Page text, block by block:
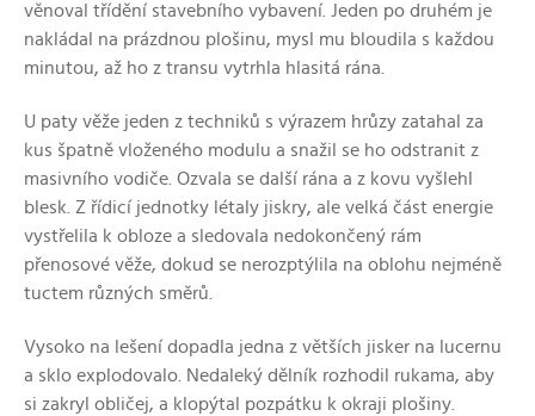
věnoval třídění stavebního vybavení. Jeden po druhém je
nakládal na prázdnou plošinu, mysl mu bloudila s každou
minutou, až ho z transu vytrhla hlasitá rána.
U paty věže jeden z techniků s výrazem hrůzy zatahal za
kus špatně vloženého modulu a snažil se ho odstranit z
masivního vodiče. Ozvala se další rána a z kovu vyšlehl
blesk. Z řídicí jednotky létaly jiskry, ale velká část energie
vystřelila k obloze a sledovala nedokončený rám
přenosové věže, dokud se nerozptýlila na oblohu nejméně
tuctem různých směrů.
Vysoko na lešení dopadla jedna z větších jisker na lucernu
a sklo explodovalo. Nedaleký dělník rozhodil rukama, aby
si zakryl obličej, a klopýtal pozpátku k okraji plošiny.